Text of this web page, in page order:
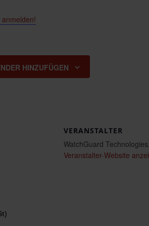
HINZUFÜGEN
VERANSTALTER
WatchGuard
Veranstalter-Website